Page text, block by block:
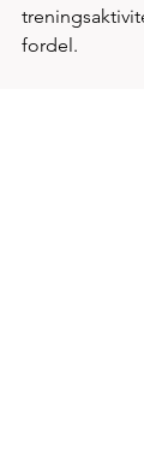
fordel.